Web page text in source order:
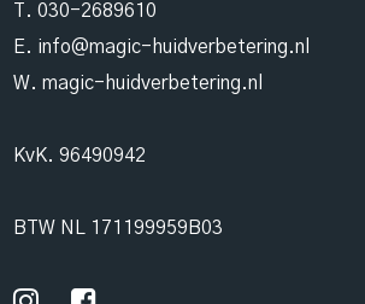
T. 030-2689610
E. info@magic-huidverbetering.nl
W. magic-huidverbetering.nl
KvK. 96490942
BTW NL 171199959B03